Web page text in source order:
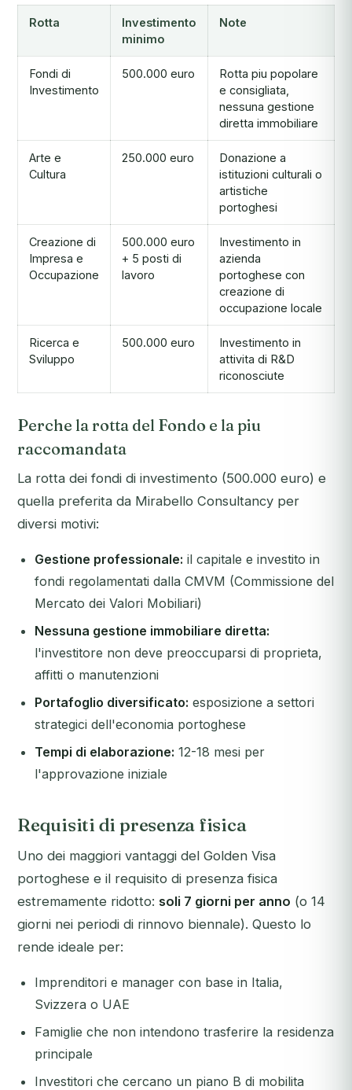
Rotta
Investimento
minimo
Note
Fondi di
Investimento
500.000 euro
Rotta piu popolare
e consigliata,
nessuna gestione
diretta immobiliare
Arte e
Cultura
250.000 euro
Donazione a
istituzioni culturali o
artistiche
portoghesi
Creazione di
Impresa e
Occupazione
500.000 euro
+ 5 posti di
lavoro
Investimento in
azienda
portoghese con
creazione di
occupazione locale
Ricerca e
Sviluppo
500.000 euro
Investimento in
attivita di R&D
riconosciute
Perche la rotta del Fondo e la piu
raccomandata
La rotta dei fondi di investimento (500.000 euro) e
quella preferita da Mirabello Consultancy per
diversi motivi:
Gestione professionale: il capitale e investito in
fondi regolamentati dalla CMVM (Commissione del
Mercato dei Valori Mobiliari)
Nessuna gestione immobiliare diretta:
l'investitore non deve preoccuparsi di proprieta,
affitti o manutenzioni
Portafoglio diversificato: esposizione a settori
strategici dell'economia portoghese
Tempi di elaborazione: 12-18 mesi per
l'approvazione iniziale
Requisiti di presenza fisica
Uno dei maggiori vantaggi del Golden Visa
portoghese e il requisito di presenza fisica
estremamente ridotto: soli 7 giorni per anno (o 14
giorni nei periodi di rinnovo biennale). Questo lo
rende ideale per:
Imprenditori e manager con base in Italia,
Svizzera o UAE
Famiglie che non intendono trasferire la residenza
principale
Investitori che cercano un piano B di mobilita